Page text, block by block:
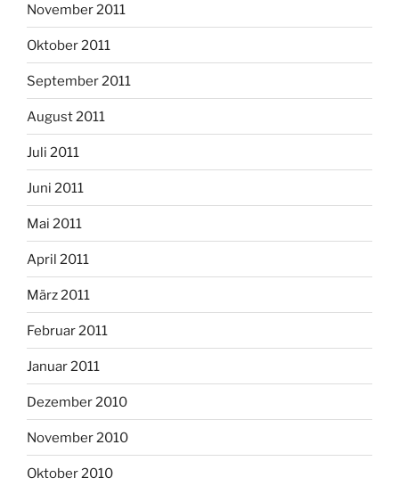
November 2011
Oktober 2011
September 2011
August 2011
Juli 2011
Juni 2011
Mai 2011
April 2011
März 2011
Februar 2011
Januar 2011
Dezember 2010
November 2010
Oktober 2010